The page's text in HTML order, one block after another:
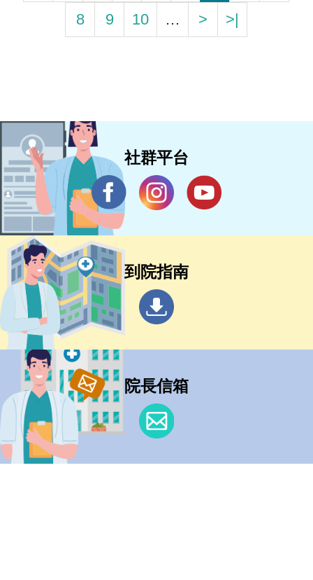
8
9 10 … > >|
社群平台
到院指南
院長信箱